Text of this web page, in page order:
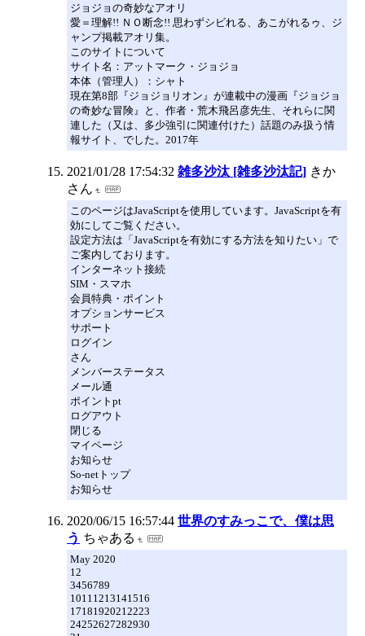
ジョジョの奇妙なアオリ
愛＝理解!! ＮＯ断念!! 思わずシビれる、あこがれるゥ、ジ
ャンプ掲載アオリ集。
このサイトについて
サイト名：アットマーク・ジョジョ
本体（管理人）：シャト
現在第8部『ジョジョリオン』が連載中の漫画『ジョジョ
の奇妙な冒険』と、作者・荒木飛呂彦先生、それらに関
連した（又は、多少強引に関連付けた）話題のみ扱う情
報サイト、でした。2017年
2021/01/28 17:54:32 雑多沙汰 [雑多沙汰記] きか
さん
このページはJavaScriptを使用しています。JavaScriptを有
効にしてご覧ください。
設定方法は「JavaScriptを有効にする方法を知りたい」で
ご案内しております。
インターネット接続
SIM・スマホ
会員特典・ポイント
オプションサービス
サポート
ログイン
さん
メンバーステータス
メール通
ポイントpt
ログアウト
閉じる
マイページ
お知らせ
So-netトップ
お知らせ
2020/06/15 16:57:44 世界のすみっこで、僕は思
う ちゃある
May 2020
12
3456789
10111213141516
17181920212223
24252627282930